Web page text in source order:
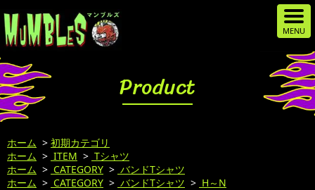
Product
ホーム > 初期カテゴリ
ホーム > ITEM > Tシャツ
ホーム > CATEGORY > バンドTシャツ
ホーム > CATEGORY > バンドTシャツ > H～N